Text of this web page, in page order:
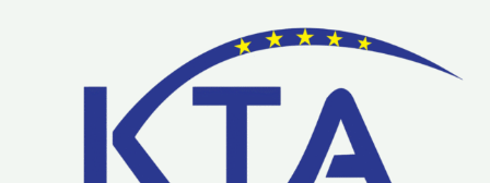
Lưu ý: Liên hệ chúng tôi được áp dụng chương trình khuyến